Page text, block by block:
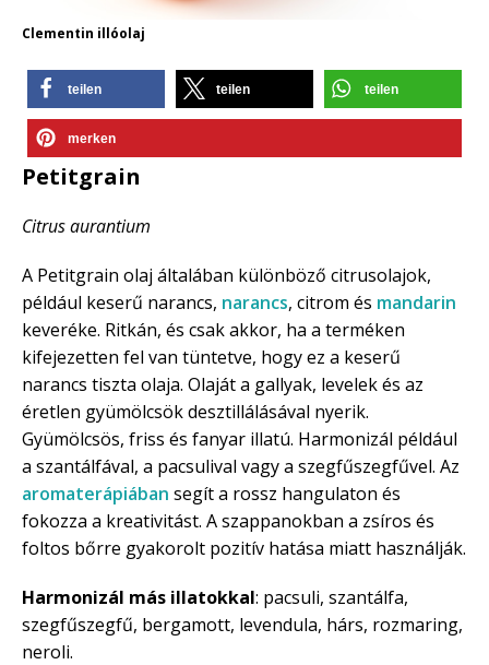
Clementin illóolaj
teilen teilen teilen
merken
Petitgrain
Citrus aurantium
A Petitgrain olaj általában különböző citrusolajok,
például keserű narancs, narancs, citrom és mandarin
keveréke. Ritkán, és csak akkor, ha a terméken
kifejezetten fel van tüntetve, hogy ez a keserű
narancs tiszta olaja. Olaját a gallyak, levelek és az
éretlen gyümölcsök desztillálásával nyerik.
Gyümölcsös, friss és fanyar illatú. Harmonizál például
a szantálfával, a pacsulival vagy a szegfűszegfűvel. Az
aromaterápiában segít a rossz hangulaton és
fokozza a kreativitást. A szappanokban a zsíros és
foltos bőrre gyakorolt pozitív hatása miatt használják.
Harmonizál más illatokkal: pacsuli, szantálfa,
szegfűszegfű, bergamott, levendula, hárs, rozmaring,
neroli.